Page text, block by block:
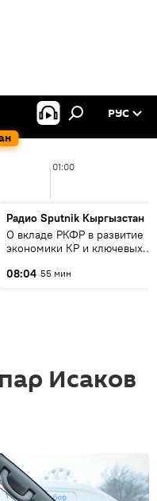
РУС
01:00
Радио Sputnik Кыргызстан
О вкладе РКФР в развитие
экономики КР и ключевых
08:04 55 мин
Исаков